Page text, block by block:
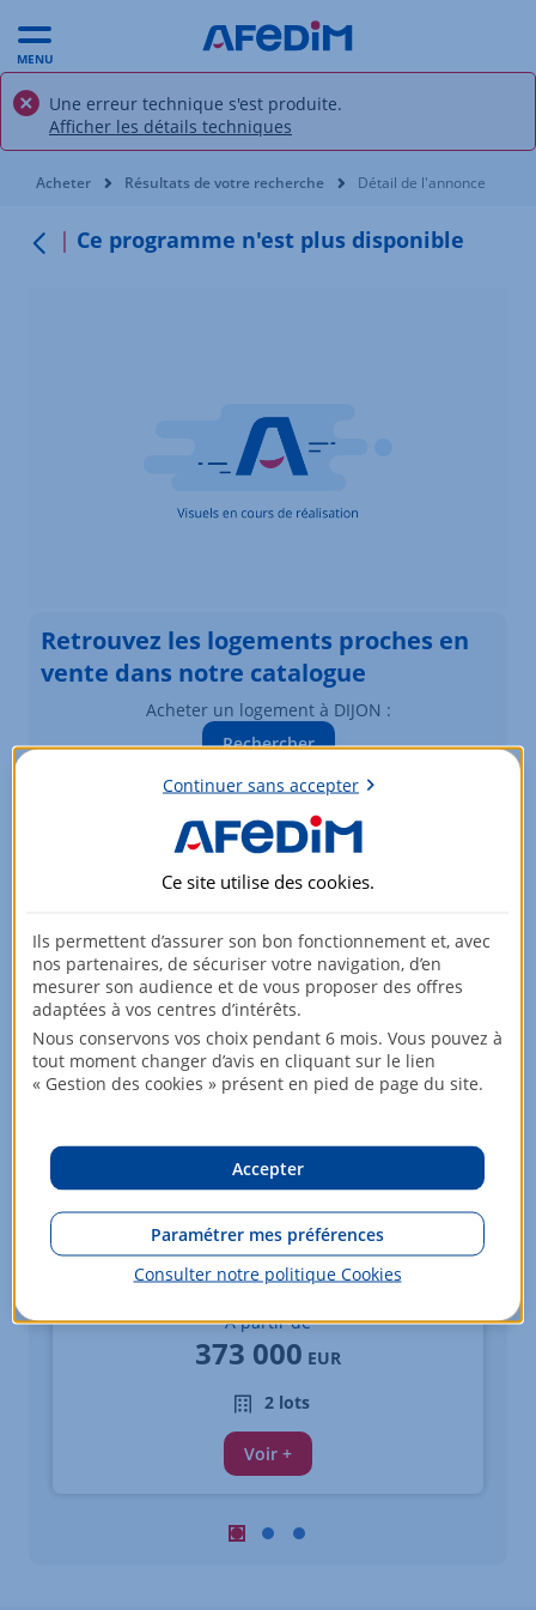
MENU
Une erreur technique s'est produite.
Afficher les détails techniques
Vous êtes ici:
Acheter Résultats de votre recherche Détail de l'annonce
Ce programme n'est plus disponible
Retrouvez les logements proches en
vente dans notre catalogue
Acheter un logement à DIJON :
Rechercher
Vous souhaitez modifier vos critères de recherche ?
Plus de critères
Biens similaires à la vente
Carousel : Biens similaires à la
Carousel : Biens similaires à la
Carousel : Biens similaires à
Élément 1 sur 3
Appartements - 4 pièces
DIJON
À partir de
373 000 EUR
2 lots
Voir +
Continuer sans accepter
Ce site utilise des cookies.
Ils permettent d’assurer son bon fonctionnement et, avec
nos partenaires, de sécuriser votre navigation, d’en
mesurer son audience et de vous proposer des offres
adaptées à vos centres d’intérêts.
Nous conservons vos choix pendant 6 mois. Vous pouvez à
tout moment changer d’avis en cliquant sur le lien
« Gestion des cookies » présent en pied de page du site.
Accepter
Paramétrer mes préférences
Consulter notre politique Cookies